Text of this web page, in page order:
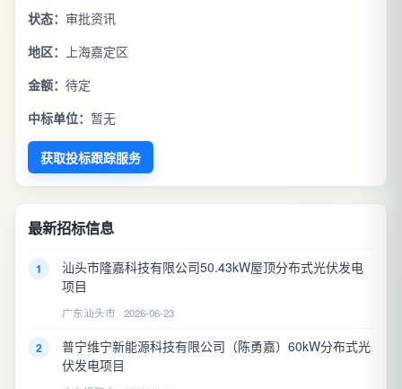
状态： 审批资讯
地区：
上海嘉定区
金额： 待定
中标单位： 暂无
获取投标跟踪服务
最新招标信息
1
汕头市隆嘉科技有限公司50.43kW屋顶分布式光伏发电
项目
广东汕头市 · 2026-06-23
2
普宁维宁新能源科技有限公司（陈勇嘉）60kW分布式光
伏发电项目